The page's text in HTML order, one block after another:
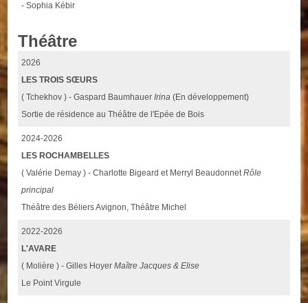
- Sophia Kébir
Théâtre
2026
LES TROIS SŒURS
( Tchekhov ) - Gaspard BaumhauerIrina (En développement)
Sortie de résidence au Théâtre de l'Epée de Bois
2024-2026
LES ROCHAMBELLES
( Valérie Demay ) - Charlotte Bigeard et Merryl BeaudonnetRôle
principal
Théâtre des Béliers Avignon, Théâtre Michel
2022-2026
L'AVARE
( Molière ) - Gilles HoyerMaître Jacques & Elise
Le Point Virgule